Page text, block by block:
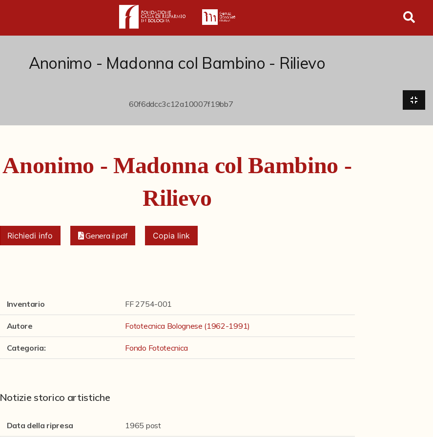
Anonimo - Madonna col Bambino - Rilievo
Anonimo - Madonna col Bambino -
Rilievo
Richiedi info Genera il pdf Copia link
Inventario FF 2754-001
Autore Fototecnica Bolognese (1962-1991)
Categoria: Fondo Fototecnica
Notizie storico artistiche
Data della ripresa 1965 post